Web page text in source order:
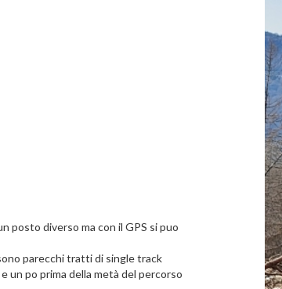
posto diverso ma con il GPS si puo
parecchi tratti di single track
un po prima della metà del percorso